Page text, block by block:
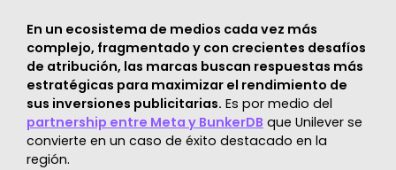
En un ecosistema de medios cada vez más
complejo, fragmentado y con crecientes desafíos
de atribución, las marcas buscan respuestas más
estratégicas para maximizar el rendimiento de
sus inversiones publicitarias. Es por medio del
partnership entre Meta y BunkerDB que Unilever se
convierte en un caso de éxito destacado en la
región.